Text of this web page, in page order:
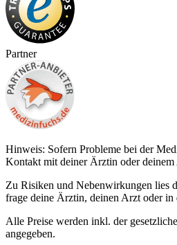
Partner
Hinweis: Sofern Probleme bei der
Kontakt mit deiner Ärztin oder deinem
Zu Risiken und Nebenwirkungen lies
frage deine Ärztin, deinen Arzt oder in
Alle Preise werden inkl. der
angegeben.